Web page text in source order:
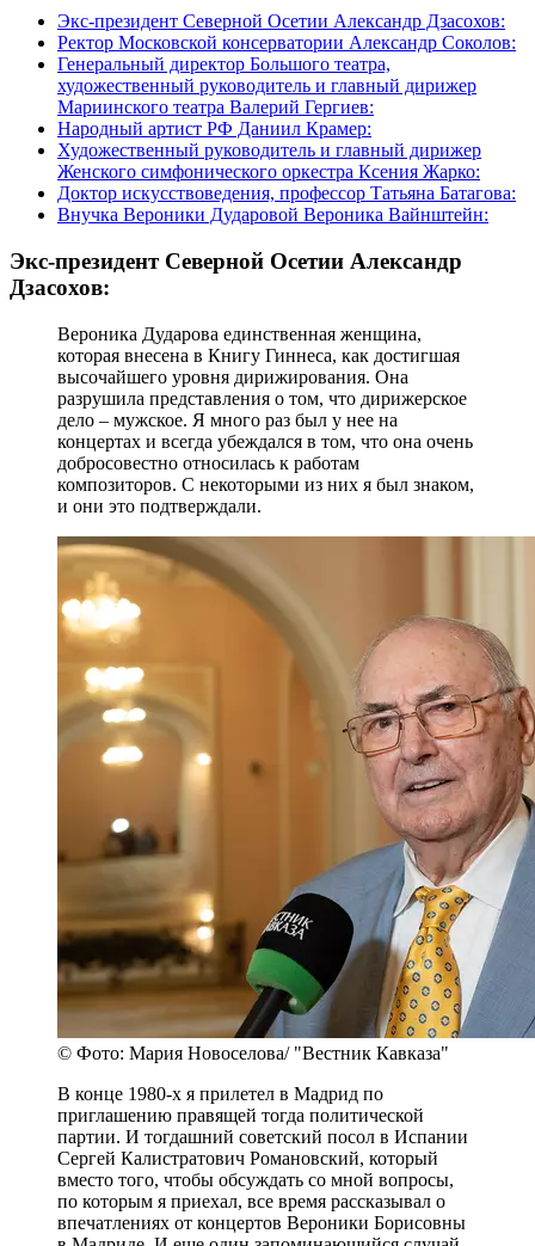
Экс-президент Северной Осетии Александр Дзасохов:
Ректор Московской консерватории Александр Соколов:
Генеральный директор Большого театра,
художественный руководитель и главный дирижер
Мариинского театра Валерий Гергиев:
Народный артист РФ Даниил Крамер:
Художественный руководитель и главный дирижер
Женского симфонического оркестра Ксения Жарко:
Доктор искусствоведения, профессор Татьяна Батагова:
Внучка Вероники Дударовой Вероника Вайнштейн:
Экс-президент Северной Осетии Александр
Дзасохов:
Вероника Дударова единственная женщина,
которая внесена в Книгу Гиннеса, как достигшая
высочайшего уровня дирижирования. Она
разрушила представления о том, что дирижерское
дело – мужское. Я много раз был у нее на
концертах и всегда убеждался в том, что она очень
добросовестно относилась к работам
композиторов. С некоторыми из них я был знаком,
и они это подтверждали.
© Фото: Мария Новоселова/ "Вестник Кавказа"
В конце 1980-х я прилетел в Мадрид по
приглашению правящей тогда политической
партии. И тогдашний советский посол в Испании
Сергей Калистратович Романовский, который
вместо того, чтобы обсуждать со мной вопросы,
по которым я приехал, все время рассказывал о
впечатлениях от концертов Вероники Борисовны